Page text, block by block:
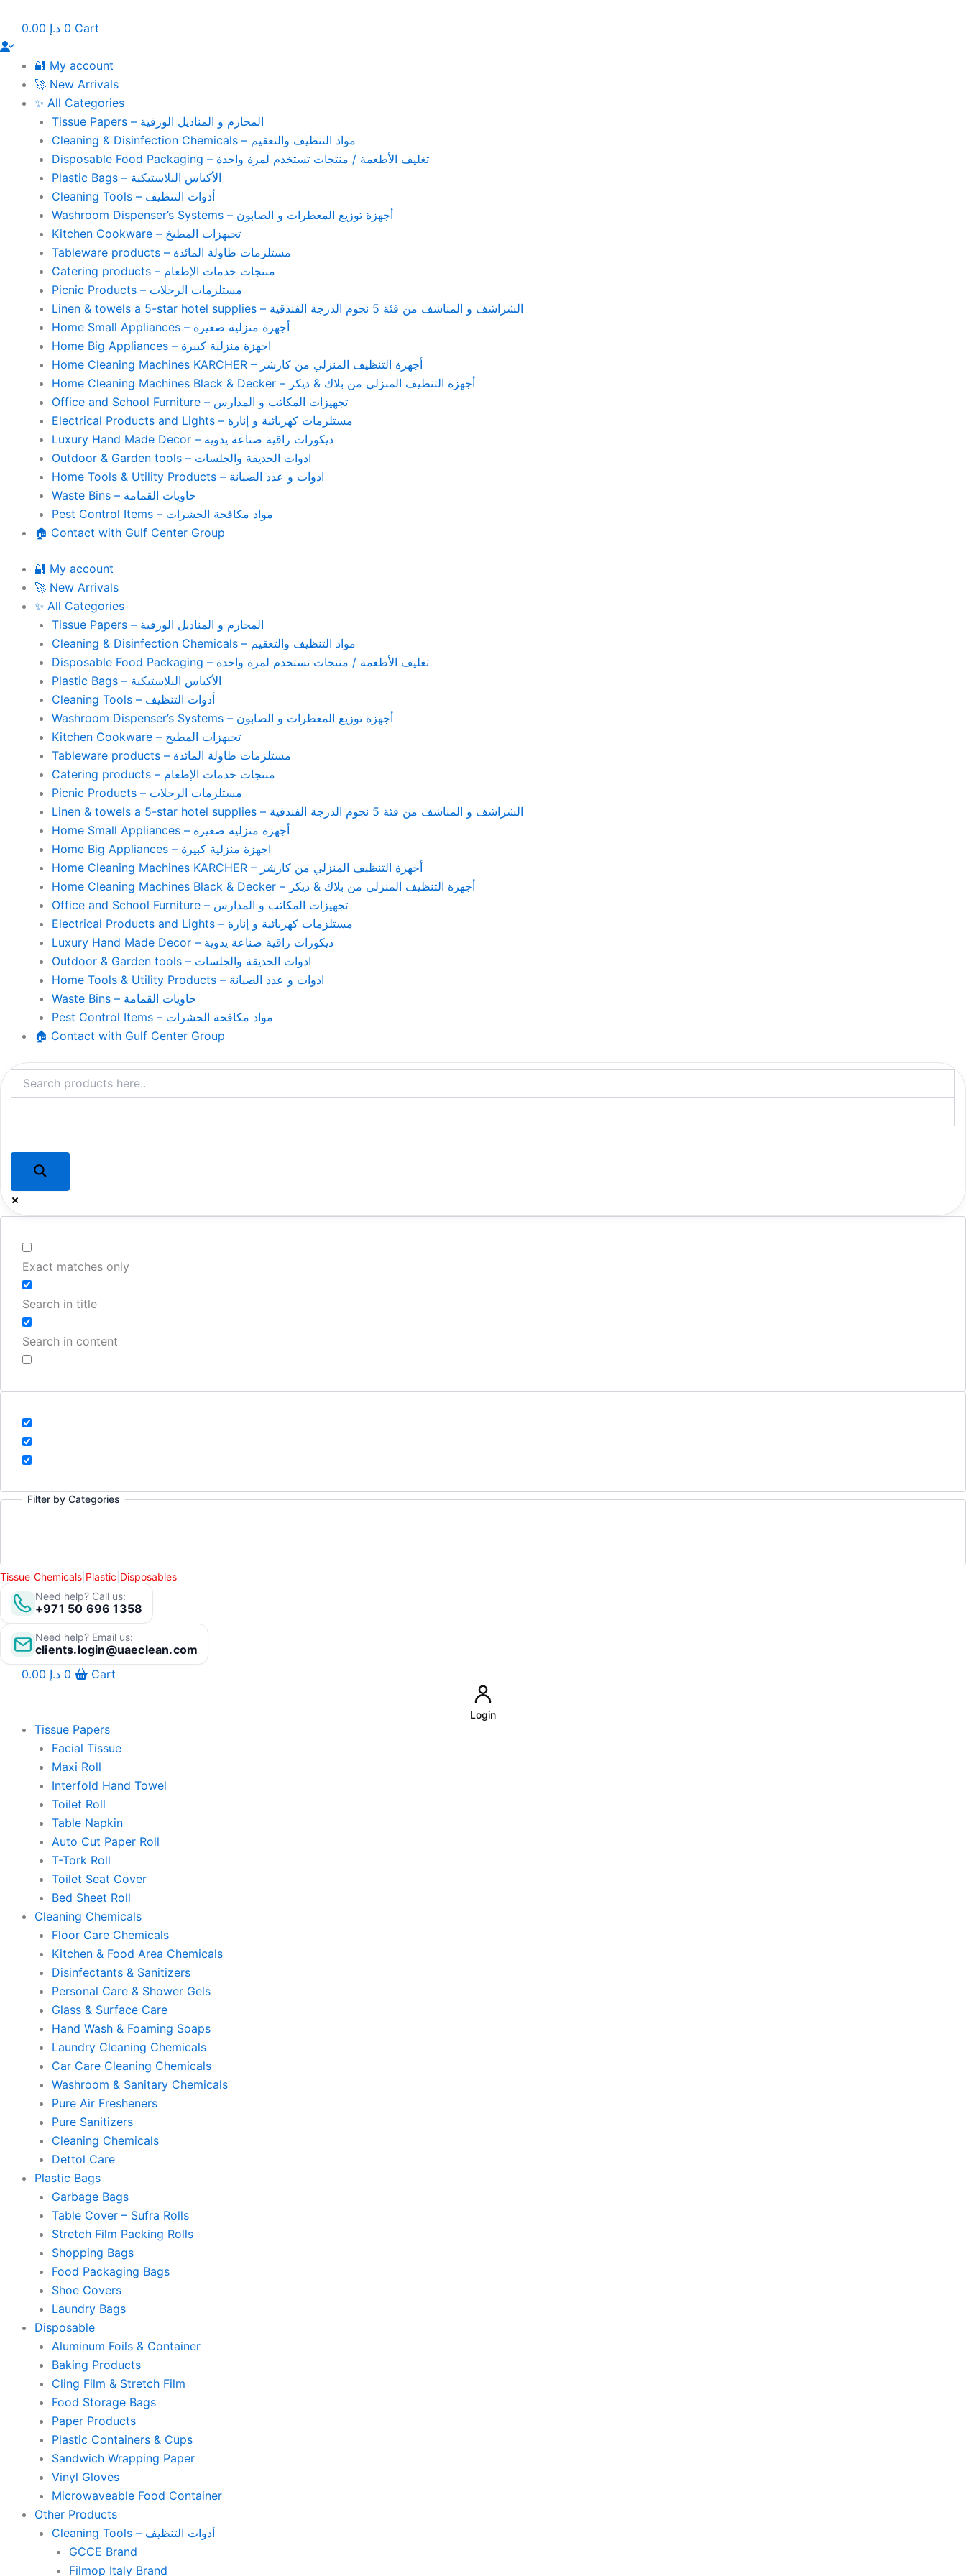
content
د.إ 0 Cart
🔐 My account
🚀 New Arrivals
✨ All Categories
Tissue Papers – المحارم و المناديل الورقية
Cleaning & Disinfection Chemicals – مواد التنظيف والتعقيم
Disposable Food Packaging – تغليف الأطعمة / منتجات تستخدم لمرة واحدة
Plastic Bags – الأكياس البلاستيكية
Cleaning Tools – أدوات التنظيف
Washroom Dispenser’s Systems – أجهزة توزيع المعطرات و الصابون
Kitchen Cookware – تجيهزات المطبخ
Tableware products – مستلزمات طاولة المائدة
Catering products – منتجات خدمات الإطعام
Picnic Products – مستلزمات الرحلات
Linen & towels a 5-star hotel supplies – الشراشف و المناشف من فئة 5 نجوم الدرجة الفندقية
Home Small Appliances – أجهزة منزلية صغيرة
Home Big Appliances – اجهزة منزلية كبيرة
Home Cleaning Machines KARCHER – أجهزة التنظيف المنزلي من كارشر
Home Cleaning Machines Black & Decker – أجهزة التنظيف المنزلي من بلاك & ديكر
Office and School Furniture – تجهيزات المكاتب و المدارس
Electrical Products and Lights – مستلزمات كهربائية و إنارة
Luxury Hand Made Decor – ديكورات راقية صناعة يدوية
Outdoor & Garden tools – ادوات الحديقة والجلسات
Home Tools & Utility Products – ادوات و عدد الصيانة
Waste Bins – حاويات القمامة
Pest Control Items – مواد مكافحة الحشرات
🏠 Contact with Gulf Center Group
🔐 My account
🚀 New Arrivals
✨ All Categories
Tissue Papers – المحارم و المناديل الورقية
Cleaning & Disinfection Chemicals – مواد التنظيف والتعقيم
Disposable Food Packaging – تغليف الأطعمة / منتجات تستخدم لمرة واحدة
Plastic Bags – الأكياس البلاستيكية
Cleaning Tools – أدوات التنظيف
Washroom Dispenser’s Systems – أجهزة توزيع المعطرات و الصابون
Kitchen Cookware – تجيهزات المطبخ
Tableware products – مستلزمات طاولة المائدة
Catering products – منتجات خدمات الإطعام
Picnic Products – مستلزمات الرحلات
Linen & towels a 5-star hotel supplies – الشراشف و المناشف من فئة 5 نجوم الدرجة الفندقية
Home Small Appliances – أجهزة منزلية صغيرة
Home Big Appliances – اجهزة منزلية كبيرة
Home Cleaning Machines KARCHER – أجهزة التنظيف المنزلي من كارشر
Home Cleaning Machines Black & Decker – أجهزة التنظيف المنزلي من بلاك & ديكر
Office and School Furniture – تجهيزات المكاتب و المدارس
Electrical Products and Lights – مستلزمات كهربائية و إنارة
Luxury Hand Made Decor – ديكورات راقية صناعة يدوية
Outdoor & Garden tools – ادوات الحديقة والجلسات
Home Tools & Utility Products – ادوات و عدد الصيانة
Waste Bins – حاويات القمامة
Pest Control Items – مواد مكافحة الحشرات
🏠 Contact with Gulf Center Group
Exact matches only
Search in title
Search in content
Filter by Categories
Tissue Chemicals Plastic Disposables
Need help? Call us:
+971 50 696 1358
Need help? Email us:
clients.login@uaeclean.com
د.إ 0 Cart
Login
Tissue Papers
Facial Tissue
Maxi Roll
Interfold Hand Towel
Toilet Roll
Table Napkin
Auto Cut Paper Roll
T-Tork Roll
Toilet Seat Cover
Bed Sheet Roll
Cleaning Chemicals
Floor Care Chemicals
Kitchen & Food Area Chemicals
Disinfectants & Sanitizers
Personal Care & Shower Gels
Glass & Surface Care
Hand Wash & Foaming Soaps
Laundry Cleaning Chemicals
Car Care Cleaning Chemicals
Washroom & Sanitary Chemicals
Pure Air Fresheners
Pure Sanitizers
Cleaning Chemicals
Dettol Care
Plastic Bags
Garbage Bags
Table Cover – Sufra Rolls
Stretch Film Packing Rolls
Shopping Bags
Food Packaging Bags
Shoe Covers
Laundry Bags
Disposable
Aluminum Foils & Container
Baking Products
Cling Film & Stretch Film
Food Storage Bags
Paper Products
Plastic Containers & Cups
Sandwich Wrapping Paper
Vinyl Gloves
Microwaveable Food Container
Other Products
Cleaning Tools – أدوات التنظيف
GCCE Brand
Filmop Italy Brand